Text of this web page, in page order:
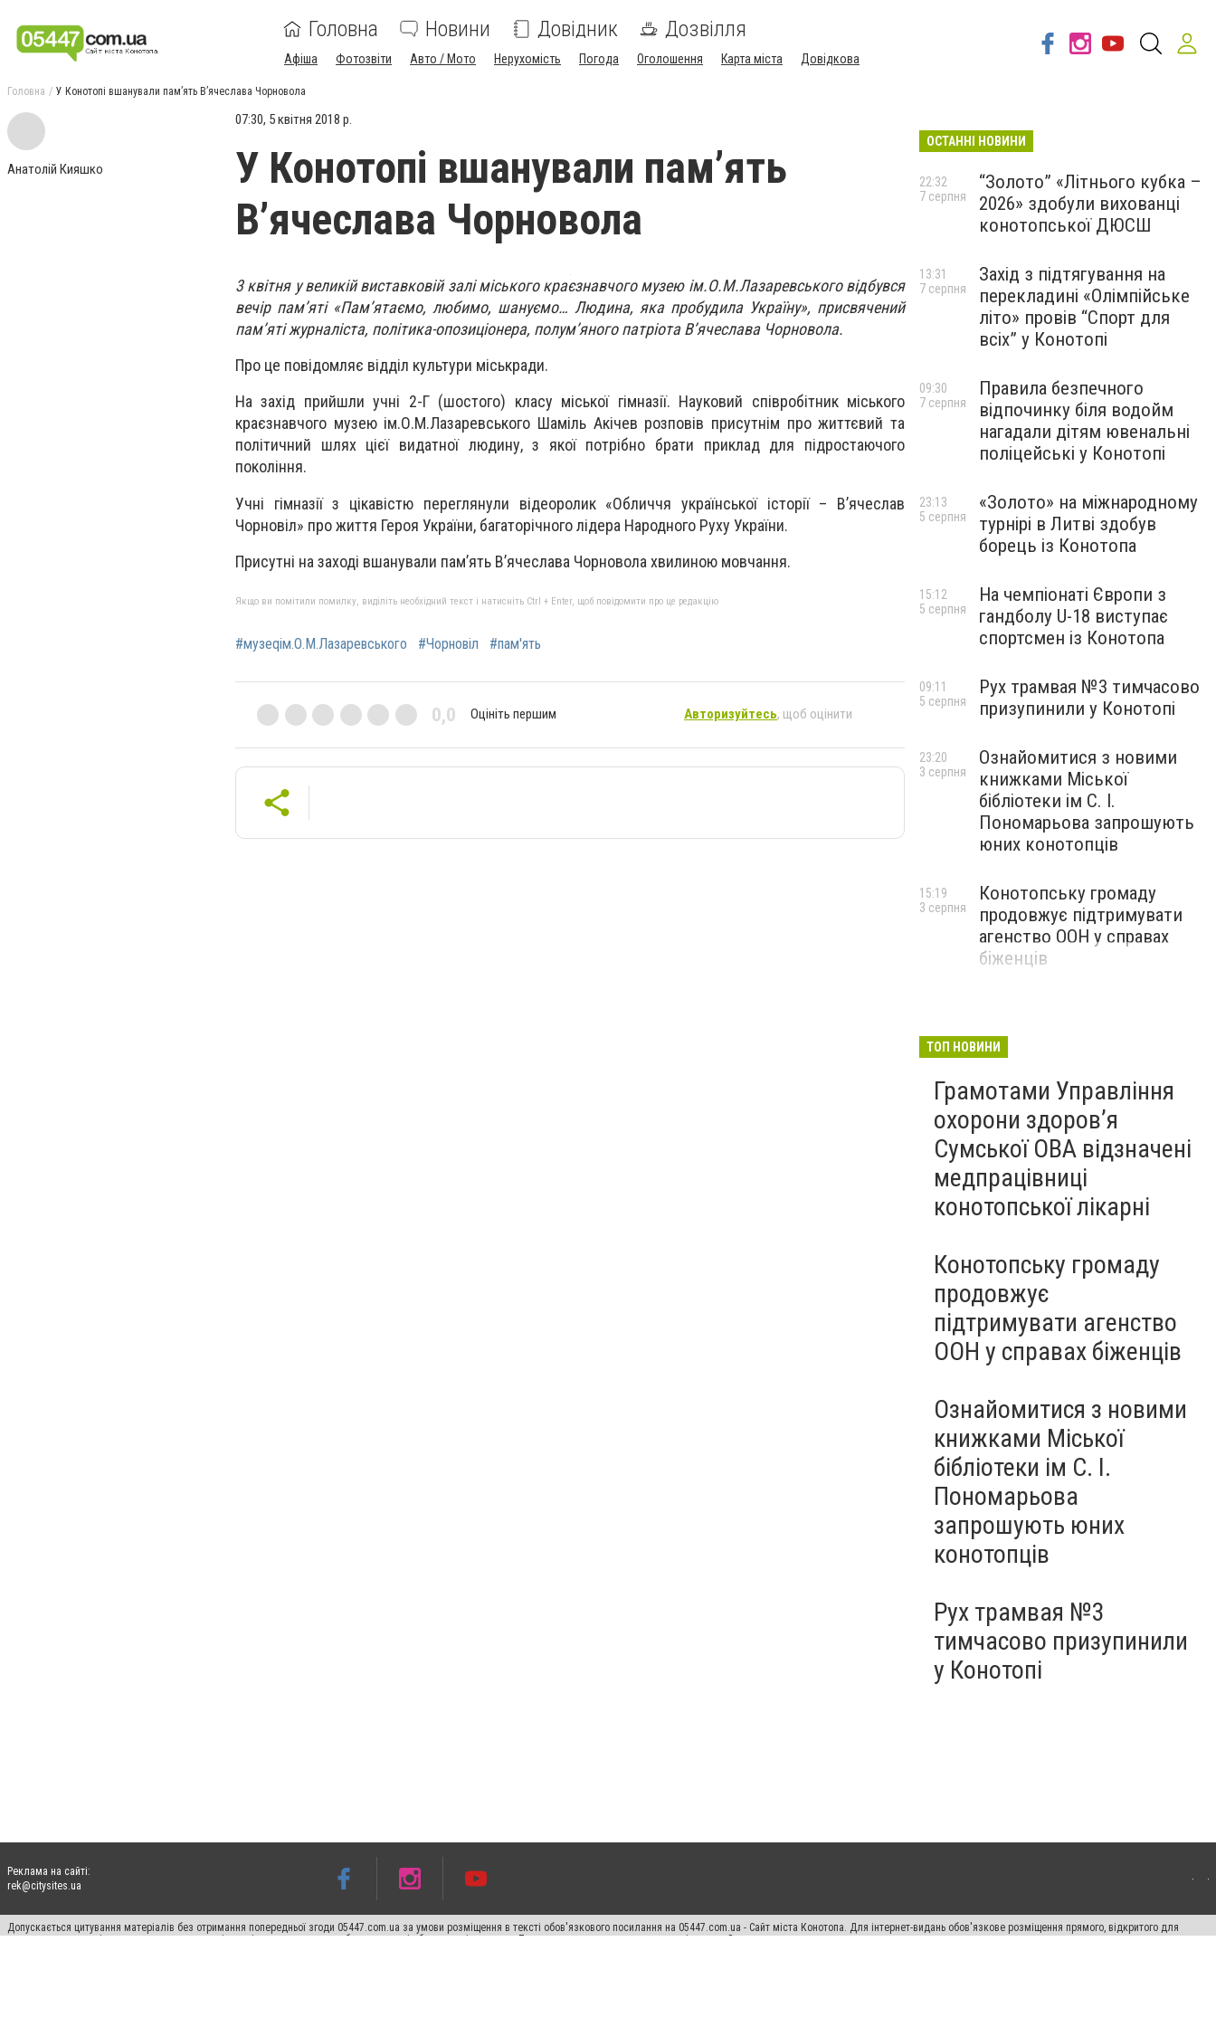
Головна Новини Довідник Дозвілля
Афіша Фотозвіти Авто / Мото Нерухомість Погода Оголошення Карта міста Довідкова
Головна У Конотопі вшанували пам’ять В’ячеслава Чорновола
Анатолій Кияшко
07:30, 5 квітня 2018 р.
У Конотопі вшанували пам’ять
В’ячеслава Чорновола
3 квітня у великій виставковій залі міського краєзнавчого музею ім.О.М.Лазаревського відбувся
вечір пам’яті «Пам’ятаємо, любимо, шануємо… Людина, яка пробудила Україну», присвячений
пам’яті журналіста, політика-опозиціонера, полум’яного патріота В’ячеслава Чорновола.
Про це повідомляє відділ культури міськради.
На захід прийшли учні 2-Г (шостого) класу міської гімназії. Науковий співробітник міського
краєзнавчого музею ім.О.М.Лазаревського Шаміль Акічев розповів присутнім про життєвий та
політичний шлях цієї видатної людину, з якої потрібно брати приклад для підростаючого
покоління.
Учні гімназії з цікавістю переглянули відеоролик «Обличчя української історії – В’ячеслав
Чорновіл» про життя Героя України, багаторічного лідера Народного Руху України.
Присутні на заході вшанували пам’ять В’ячеслава Чорновола хвилиною мовчання.
Якщо ви помітили помилку, виділіть необхідний текст і натисніть Ctrl + Enter, щоб повідомити про це редакцію
#музеqім.О.М.Лазаревського #Чорновіл #пам'ять
0,0 Оцініть першим Авторизуйтесь, щоб оцінити
ОСТАННІ НОВИНИ
“Золото” «Літнього кубка –
2026» здобули вихованці
конотопської ДЮСШ
22:32
7 серпня
Захід з підтягування на
перекладині «Олімпійське
літо» провів “Спорт для
всіх” у Конотопі
13:31
7 серпня
Правила безпечного
відпочинку біля водойм
нагадали дітям ювенальні
поліцейські у Конотопі
09:30
7 серпня
«Золото» на міжнародному
турнірі в Литві здобув
борець із Конотопа
23:13
5 серпня
На чемпіонаті Європи з
гандболу U-18 виступає
спортсмен із Конотопа
15:12
5 серпня
Рух трамвая №3 тимчасово
призупинили у Конотопі
09:11
5 серпня
Ознайомитися з новими
книжками Міської
бібліотеки ім С. І.
Пономарьова запрошують
юних конотопців
23:20
3 серпня
Конотопську громаду
продовжує підтримувати
агенство ООН у справах
біженців
15:19
3 серпня
ТОП НОВИНИ
Грамотами Управління
охорони здоров’я
Сумської ОВА відзначені
медпрацівниці
конотопської лікарні
Конотопську громаду
продовжує
підтримувати агенство
ООН у справах біженців
Ознайомитися з новими
книжками Міської
бібліотеки ім С. І.
Пономарьова
запрошують юних
конотопців
Рух трамвая №3
тимчасово призупинили
у Конотопі
Реклама на сайті:
rek@citysites.ua
Допускається цитування матеріалів без отримання попередньої згоди 05447.com.ua за умови розміщення в тексті обов'язкового посилання на 05447.com.ua - Сайт міста Конотопа. Для інтернет-видань обов'язкове розміщення прямого, відкритого для
пошукових систем гіперпосилання на цитовані статті не нижче другого абзацу в тексті або в якості джерела. Порушення виняткових прав переслідується Законом.